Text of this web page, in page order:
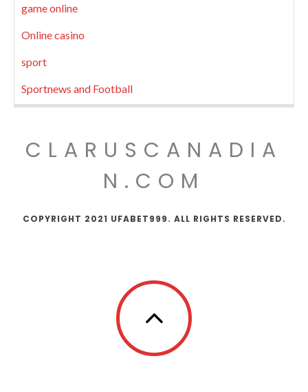
game online
Online casino
sport
Sportnews and Football
CLARUSCANADIA
N.COM
COPYRIGHT 2021 UFABET999. ALL RIGHTS RESERVED.